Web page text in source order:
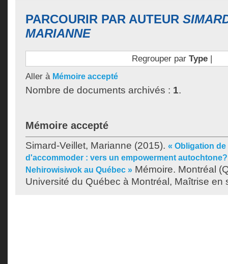
PARCOURIR PAR AUTEUR
MARIANNE
Regrouper par Type|
Aller à Mémoire accepté
Nombre de documents archivés : 1.
Mémoire accepté
Simard-Veillet, Marianne (2015). « Obligation
d'accommoder : vers un empowerment
Nehirowisiwok au Québec » Mémoire. Montréal
Université du Québec à Montréal, Maîtrise en